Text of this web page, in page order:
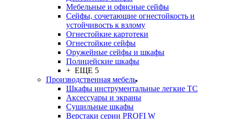
Мебельные и офисные сейфы
Сейфы, сочетающие огнестойкость и
устойчивость к взлому
Огнестойкие картотеки
Огнестойкие сейфы
Оружейные сейфы и шкафы
Полицейские шкафы
+ ЕЩЕ 5
Производственная мебель
Шкафы инструментальные легкие ТС
Аксессуары и экраны
Cушильные шкафы
Верстаки серии PROFI W